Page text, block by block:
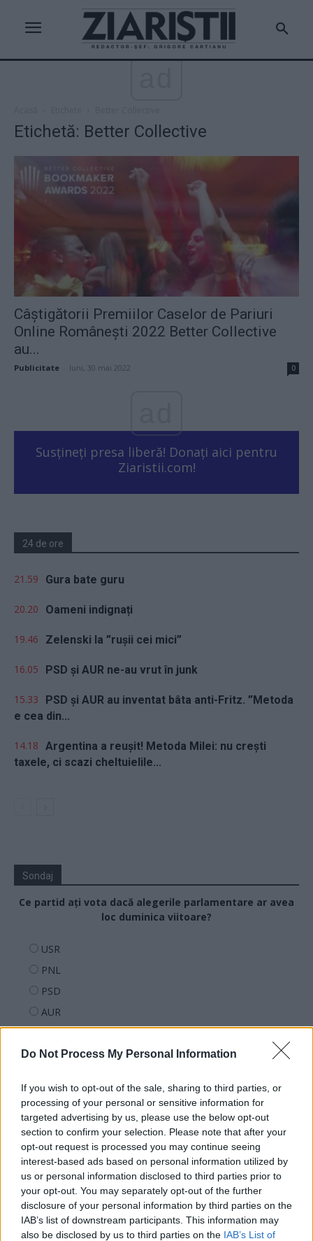
Do Not Process My Personal Information
If you wish to opt-out of the sale, sharing to third parties, or
processing of your personal or sensitive information for
targeted advertising by us, please use the below opt-out
section to confirm your selection. Please note that after your
opt-out request is processed you may continue seeing
interest-based ads based on personal information utilized by
us or personal information disclosed to third parties prior to
your opt-out. You may separately opt-out of the further
disclosure of your personal information by third parties on the
IAB’s list of downstream participants. This information may
also be disclosed by us to third parties on the IAB’s List of
Etichetă: Better Collective
Câștigătorii Premiilor Caselor de Pariuri
Online Românești 2022 Better Collective
au...
Publicitate luni, 30 mai 2022 0
Susțineți presa liberă! Donați aici pentru
Ziaristii.com!
24 de ore
21.59 Gura bate guru
20.20 Oameni indignați
19.46 Zelenski la ”rușii cei mici”
16.05 PSD și AUR ne-au vrut în junk
15.33
PSD și AUR au inventat bâta anti-Fritz. ”Metoda
e cea din...
14.18 Argentina a reușit! Metoda Milei: nu crești
taxele, ci scazi cheltuielile...
Sondaj
Ce partid ați vota dacă alegerile parlamentare ar avea
loc duminica viitoare?
USR
PNL
PSD
AUR
PMP (Tomac)
PNȚMM
REPER
SENS
SOS (Șoșoacă)
POT (Gavrilă)
PACE (Peia)
Acțiunea Conservatoare (Târziu)